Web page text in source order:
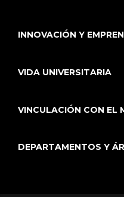
INNOVACIÓN Y
VIDA UNIVERSITARIA
VINCULACIÓN CON EL
DEPARTAMENTOS Y